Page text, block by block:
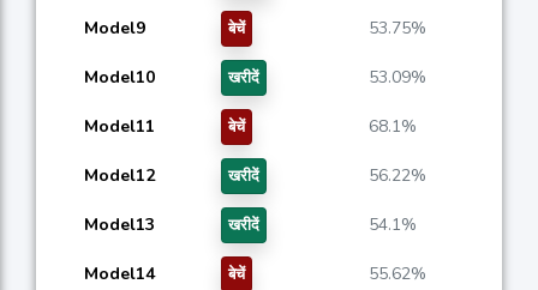
Model9 बेचें 53.75%
Model10 खरीदें 53.09%
Model11 बेचें 68.1%
Model12 खरीदें 56.22%
Model13 खरीदें 54.1%
Model14 बेचें 55.62%